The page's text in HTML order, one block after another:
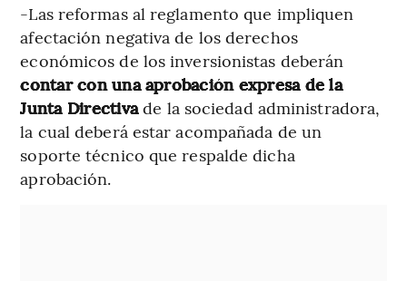
-Las reformas al reglamento que impliquen
afectación negativa de los derechos
económicos de los inversionistas deberán
contar con una aprobación expresa de la
Junta Directivade la sociedad administradora,
la cual deberá estar acompañada de un
soporte técnico que respalde dicha
aprobación.